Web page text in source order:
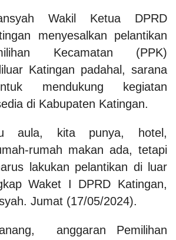
Wakil Ketua DPRD
menyesalkan pelantikan
Kecamatan (PPK)
Katingan padahal, sarana
mendukung kegiatan
di Kabupaten Katingan.
aula, kita punya, hotel,
rumah makan ada, tetapi
lakukan pelantikan di luar
Waket I DPRD Katingan,
Jumat (17/05/2024).
anggaran Pemilihan